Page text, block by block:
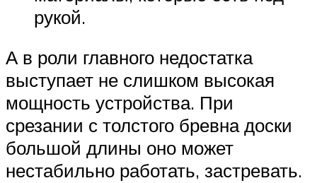
рукой.
А в роли главного недостатка
выступает не слишком высокая
мощность устройства. При
срезании с толстого бревна доски
большой длины оно может
нестабильно работать, застревать.